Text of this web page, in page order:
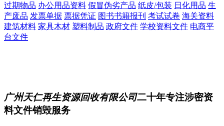
过期物品 办公用品资料 假冒伪劣产品 纸皮/包装 日化用品 生
产废品 发票单据 票据凭证 图书书籍报刊 考试试卷 海关资料
建筑材料 家具木材 塑料制品 政府文件 学校资料文件 电商平
台文件
广州天仁再生资源回收有限公司二十年专注涉密资
料文件销毁服务